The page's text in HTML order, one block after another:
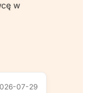
w
07-29